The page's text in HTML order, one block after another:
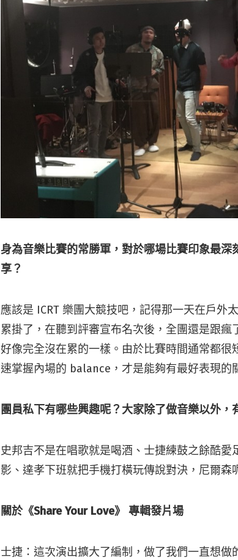
身為音樂比賽的常勝軍，對於哪場比賽印象最
享？
應該是 ICRT 樂團大競技吧，記得那一天在戶外
累掛了，在聽到評審宣布名次後，全團還是跟瘋
好像完全沒在累的一樣。由於比賽時間通常都
速掌握內場的 balance，才是能夠有最好表現的
團員私下有哪些興趣呢？大家除了做音樂以外，
史邦吉不是在唱歌就是喝酒、士捷練鼓之餘酷
影、達孝下班就把手機打橫玩傳說對決，尼爾森
關於《Share Your Love》 專輯發片場
士捷：這次演出擴大了編制，做了我們一直想做